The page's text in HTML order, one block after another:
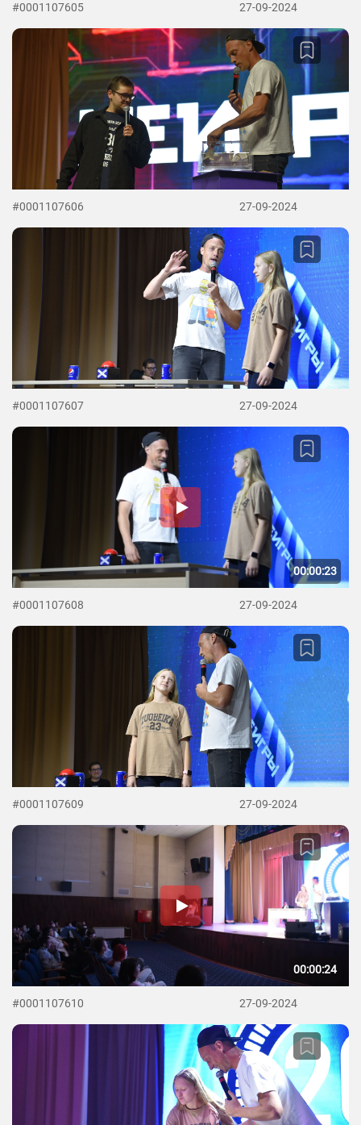
#0001107605 27-09-2024
#0001107606 27-09-2024
#0001107607 27-09-2024
00:00:23
#0001107608 27-09-2024
#0001107609 27-09-2024
00:00:24
#0001107610 27-09-2024